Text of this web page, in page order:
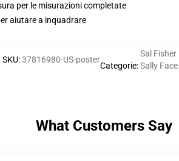
per le misurazioni completate
aiutare a inquadrare
SKU:37816980-US-poster
Categorie:
Sal Fisher
Sally
What Customers Say